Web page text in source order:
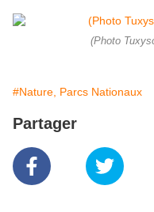
(Photo
#Nature, Parcs Nationaux
Partager